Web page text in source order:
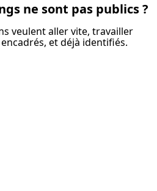
ne sont pas publics ?
veulent aller vite, travailler
et déjà identifiés.